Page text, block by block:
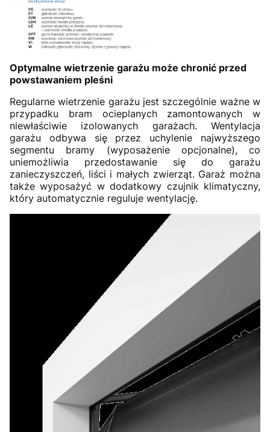
Optymalne wietrzenie garażu może chronić przed
powstawaniem pleśni
Regularne wietrzenie garażu jest szczególnie ważne w
przypadku bram ocieplanych zamontowanych w
niewłaściwie izolowanych garażach. Wentylacja
garażu odbywa się przez uchylenie najwyższego
segmentu bramy (wyposażenie opcjonalne), co
uniemożliwia przedostawanie się do garażu
zanieczyszczeń, liści i małych zwierząt. Garaż można
także wyposażyć w dodatkowy czujnik klimatyczny,
który automatycznie reguluje wentylację.